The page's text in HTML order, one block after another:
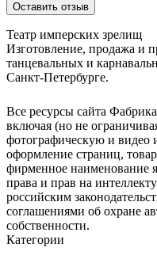
Оставить отзыв
Театр имперских зрелищ
Изготовление, продажа и
танцевальных и
Санкт-Петербурге.
Все ресурсы сайта
включая (но не
фотографическую и видео
оформление страниц,
фирменное наименование
права и прав на
российским
соглашениями об охране
собственности.
Категории